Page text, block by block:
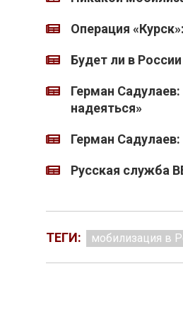
Операция
Будет ли в
Герман
надеяться»
Герман
Русская служба
ТЕГИ: мобилизация в